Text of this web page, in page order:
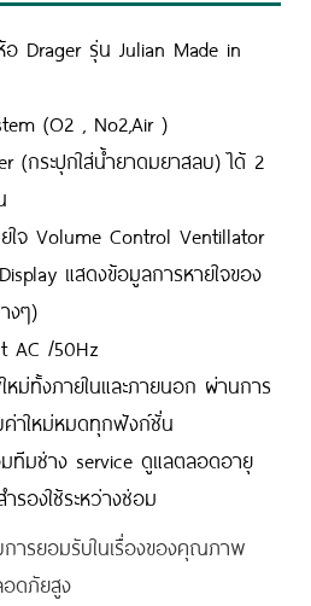
Drager รุ่น Julian Made in
(O2 , No2,Air )
(กระปุกใส่น้ำยาดมยาสลบ) ได้ 2
ใจ Volume Control Ventillator
แสดงข้อมูลการหายใจของ
งๆ)
AC /50Hz
หม่ทั้งภายในและภายนอก ผ่านการ
ค่าใหม่หมดทุกฟังก์ชั่น
ทีมช่าง service ดูแลตลอดอายุ
รองใช้ระหว่างซ่อม
ารยอมรับในเรื่องของคุณภาพ
ดภัยสูง